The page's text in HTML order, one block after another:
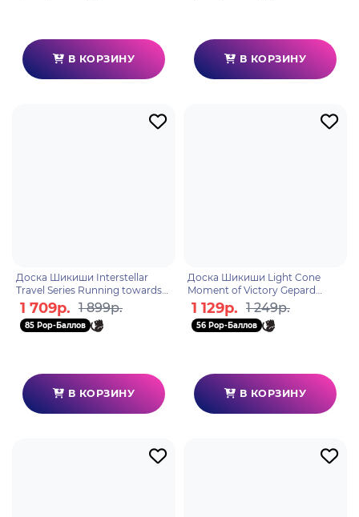
В КОРЗИНУ В КОРЗИНУ
Доска Шикиши Interstellar
Travel Series Running towards
the abyss 6942421143307
1 709р. 1 899р.
85 Pop-Баллов
В КОРЗИНУ
Доска Шикиши Light Cone
Moment of Victory Gepard
6976068148517
1 129р. 1 249р.
56 Pop-Баллов
В КОРЗИНУ